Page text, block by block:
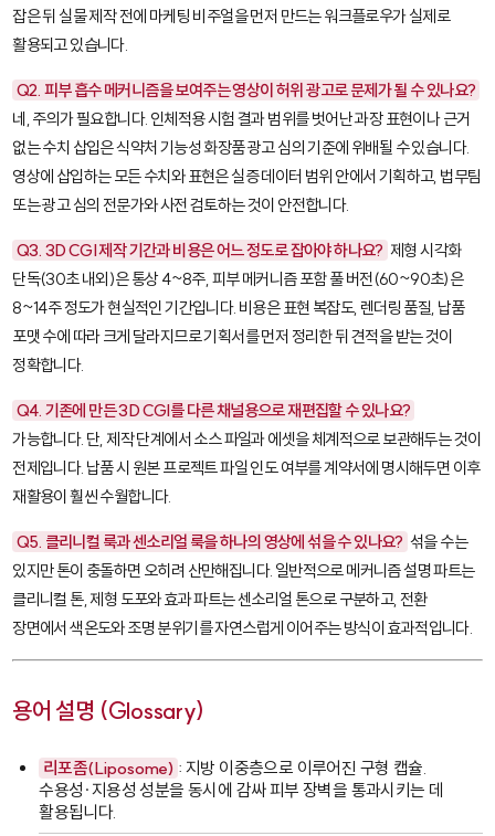
잡은 뒤 실물 제작 전에 마케팅 비주얼을 먼저 만드는 워크플로우가 실제로
활용되고 있습니다.
Q2. 피부 흡수 메커니즘을 보여주는 영상이 허위 광고로 문제가 될 수 있나요?
네, 주의가 필요합니다. 인체적용 시험 결과 범위를 벗어난 과장 표현이나 근거
없는 수치 삽입은 식약처 기능성 화장품 광고 심의 기준에 위배될 수 있습니다.
영상에 삽입하는 모든 수치와 표현은 실증 데이터 범위 안에서 기획하고, 법무팀
또는 광고 심의 전문가와 사전 검토하는 것이 안전합니다.
Q3. 3D CGI 제작 기간과 비용은 어느 정도로 잡아야 하나요? 제형 시각화
단독(30초 내외)은 통상 4~8주, 피부 메커니즘 포함 풀 버전(60~90초)은
8~14주 정도가 현실적인 기간입니다. 비용은 표현 복잡도, 렌더링 품질, 납품
포맷 수에 따라 크게 달라지므로 기획서를 먼저 정리한 뒤 견적을 받는 것이
정확합니다.
Q4. 기존에 만든 3D CGI를 다른 채널용으로 재편집할 수 있나요?
가능합니다. 단, 제작 단계에서 소스 파일과 에셋을 체계적으로 보관해두는 것이
전제입니다. 납품 시 원본 프로젝트 파일 인도 여부를 계약서에 명시해두면 이후
재활용이 훨씬 수월합니다.
Q5. 클리니컬 룩과 센소리얼 룩을 하나의 영상에 섞을 수 있나요? 섞을 수는
있지만 톤이 충돌하면 오히려 산만해집니다. 일반적으로 메커니즘 설명 파트는
클리니컬 톤, 제형 도포와 효과 파트는 센소리얼 톤으로 구분하고, 전환
장면에서 색온도와 조명 분위기를 자연스럽게 이어주는 방식이 효과적입니다.
용어 설명 (Glossary)
리포좀(Liposome) : 지방 이중층으로 이루어진 구형 캡슐.
수용성·지용성 성분을 동시에 감싸 피부 장벽을 통과시키는 데
활용됩니다.